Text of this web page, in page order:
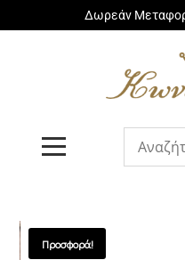
Δωρεάν
Προσφορά!